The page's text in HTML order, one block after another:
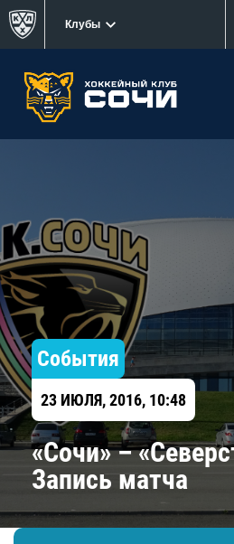
Клубы
События
23 ИЮЛЯ, 2016, 10:48
«Сочи» –
Запись матча